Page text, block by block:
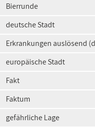
Bierrunde
deutsche Stadt
Erkrankungen auslösend
europäische Stadt
Fakt
Faktum
gefährliche Lage